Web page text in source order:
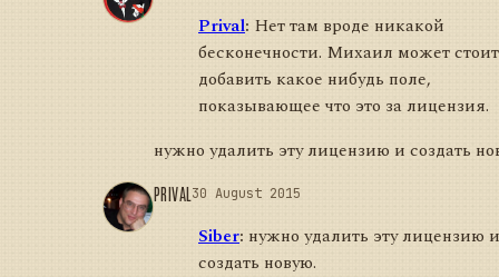
Prival: Нет там вроде никакой
бесконечности. Михаил может стоит
добавить какое нибудь поле,
показывающее что это за лицензия.
нужно удалить эту лицензию и создать
PRIVAL 30 August 2015
Siber: нужно удалить эту лицензию и
создать новую.